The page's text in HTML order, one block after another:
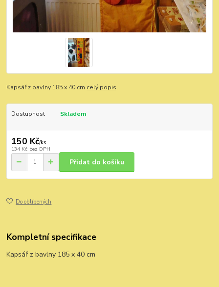
Kapsář z bavlny 185 x 40 cm celý popis
Dostupnost Skladem
150 Kč/ks
134 Kč bez DPH
Přidat do košíku
Do oblíbených
Kompletní specifikace
Kapsář z bavlny 185 x 40 cm